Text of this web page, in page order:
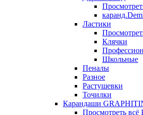
Ластики
Клячки
Школьные
Пеналы
Разное
Растушевки
Точилки
Карандаши
Просмотреть всё